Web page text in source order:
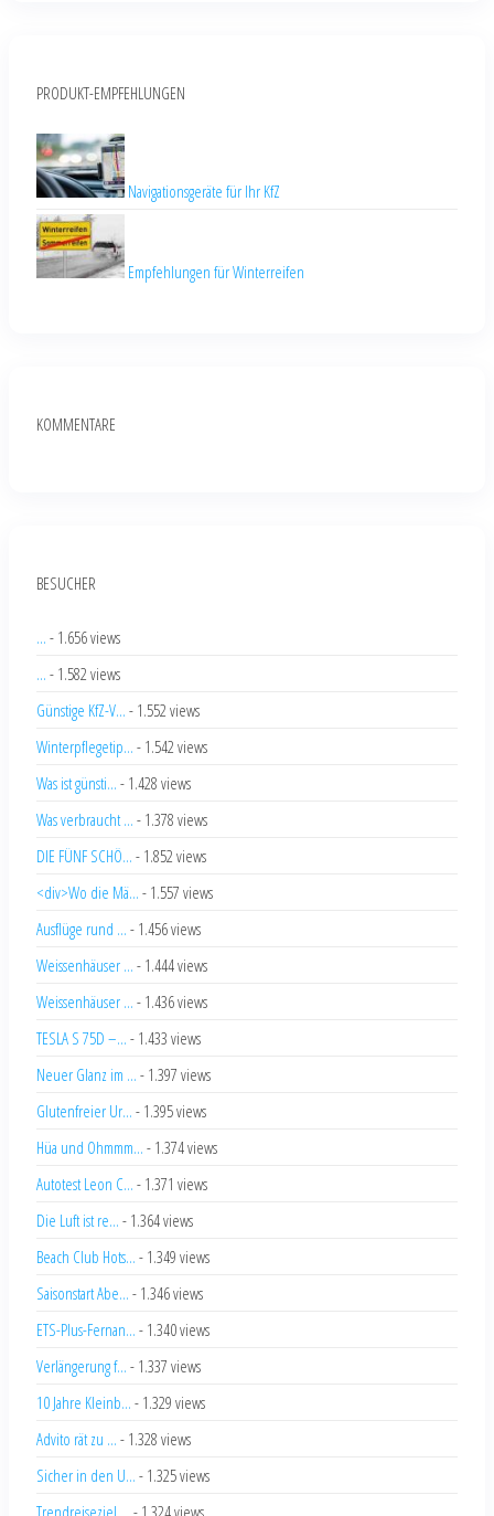
PRODUKT-EMPFEHLUNGEN
Navigationsgeräte für Ihr KfZ
Empfehlungen für Winterreifen
KOMMENTARE
BESUCHER
... - 1.656 views
... - 1.582 views
Günstige KfZ-V... - 1.552 views
Winterpflegetip... - 1.542 views
Was ist günsti... - 1.428 views
Was verbraucht ... - 1.378 views
DIE FÜNF SCHÖ... - 1.852 views
<div>Wo die Mä... - 1.557 views
Ausflüge rund ... - 1.456 views
Weissenhäuser ... - 1.444 views
Weissenhäuser ... - 1.436 views
TESLA S 75D –... - 1.433 views
Neuer Glanz im ... - 1.397 views
Glutenfreier Ur... - 1.395 views
Hüa und Ohmmm... - 1.374 views
Autotest Leon C... - 1.371 views
Die Luft ist re... - 1.364 views
Beach Club Hots... - 1.349 views
Saisonstart Abe... - 1.346 views
ETS-Plus-Fernan... - 1.340 views
Verlängerung f... - 1.337 views
10 Jahre Kleinb... - 1.329 views
Advito rät zu ... - 1.328 views
Sicher in den U... - 1.325 views
Trendreiseziel ...
- 1.324 views